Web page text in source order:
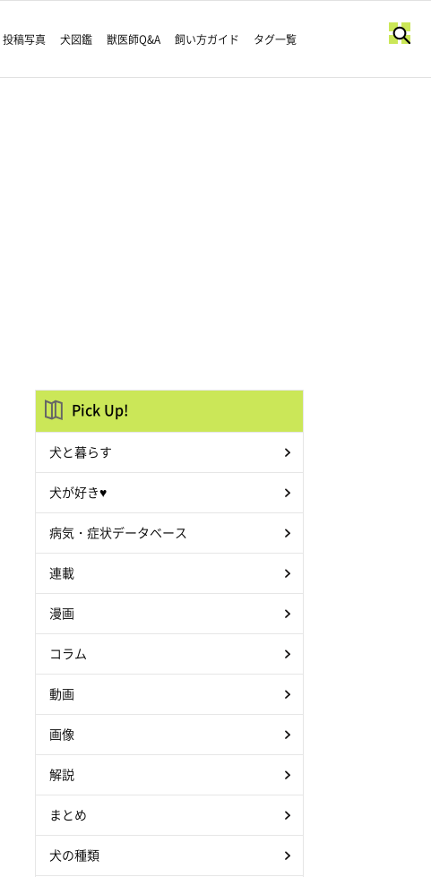
投稿写真 犬図鑑 獣医師Q&A 飼い方ガイド タグ一覧
Pick Up!
犬と暮らす
犬が好き♥
病気・症状データベース
連載
漫画
コラム
動画
画像
解説
まとめ
犬の種類